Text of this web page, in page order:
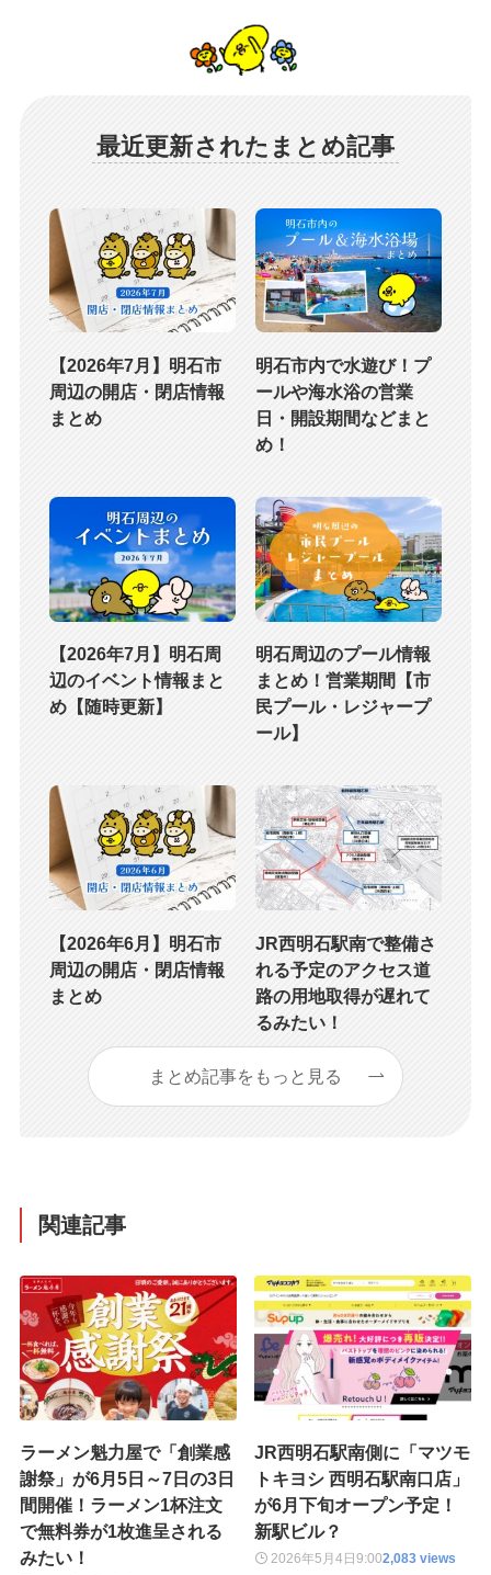
最近更新されたまとめ記事
【2026年7月】明石市
周辺の開店・閉店情報
まとめ
明石市内で水遊び！プ
ールや海水浴の営業
日・開設期間などまと
め！
【2026年7月】明石周
辺のイベント情報まと
め【随時更新】
明石周辺のプール情報
まとめ！営業期間【市
民プール・レジャープ
ール】
【2026年6月】明石市
周辺の開店・閉店情報
まとめ
JR西明石駅南で整備さ
れる予定のアクセス道
路の用地取得が遅れて
るみたい！
まとめ記事をもっと見る
関連記事
ラーメン魁力屋で「創業感
謝祭」が6月5日～7日の3日
間開催！ラーメン1杯注文
で無料券が1枚進呈される
みたい！
JR西明石駅南側に「マツモ
トキヨシ 西明石駅南口店」
が6月下旬オープン予定！
新駅ビル？
2026年5月4日9:002,083 views